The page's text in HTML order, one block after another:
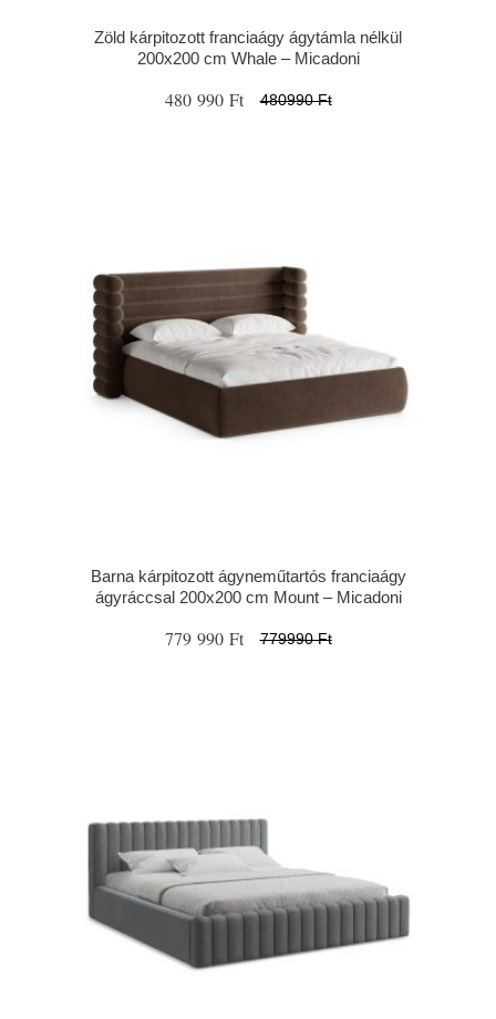
Zöld kárpitozott franciaágy ágytámla nélkül
200x200 cm Whale – Micadoni
480 990 Ft 480990 Ft
Barna kárpitozott ágyneműtartós franciaágy
ágyráccsal 200x200 cm Mount – Micadoni
779 990 Ft 779990 Ft